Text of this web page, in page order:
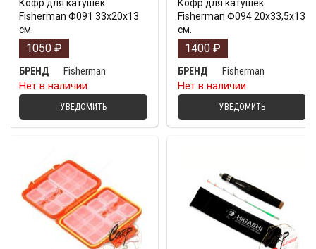
Кофр для катушек
Fisherman Ф091 33х20х13
см.
1050 ₽
БРЕНД
Fisherman
Нет в наличии
УВЕДОМИТЬ
Кофр для катушек
Fisherman Ф094 20х33,5х13
см.
1400 ₽
БРЕНД
Fisherman
Нет в наличии
УВЕДОМИТЬ